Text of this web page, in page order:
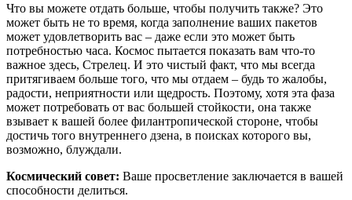
Что вы можете отдать больше, чтобы получить также? Это
может быть не то время, когда заполнение ваших пакетов
может удовлетворить вас – даже если это может быть
потребностью часа. Космос пытается показать вам что-то
важное здесь, Стрелец. И это чистый факт, что мы всегда
притягиваем больше того, что мы отдаем – будь то жалобы,
радости, неприятности или щедрость. Поэтому, хотя эта фаза
может потребовать от вас большей стойкости, она также
взывает к вашей более филантропической стороне, чтобы
достичь того внутреннего дзена, в поисках которого вы,
возможно, блуждали.
Космический совет: Ваше просветление заключается в вашей
способности делиться.